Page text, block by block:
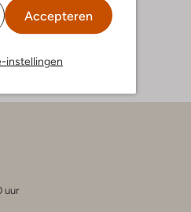
Accepteren
instellingen
uur